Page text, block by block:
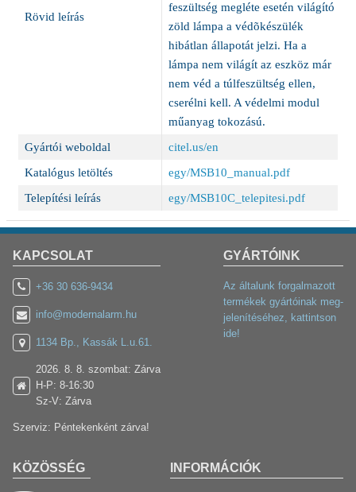
Rövid leírás
feszültség megléte esetén világító
zöld lámpa a védõkészülék
hibátlan állapotát jelzi. Ha a
lámpa nem világít az eszköz már
nem véd a túlfeszültség ellen,
cserélni kell. A védelmi modul
műanyag tokozású.
Gyártói weboldal
citel.us/en
Katalógus letöltés
egy/MSB10_manual.pdf
Telepítési leírás
egy/MSB10C_telepitesi.pdf
KAPCSOLAT
+36 30 636-9434
info@modernalarm.hu
1134 Bp., Kassák L.u.61.
2026. 8. 8. szombat: Zárva
H-P: 8-16:30
Sz-V: Zárva
Szerviz: Péntekenként zárva!
KÖZÖSSÉG INFORMÁCIÓK
GYÁRTÓINK
Az általunk forgalmazott
termékek gyártóinak meg-
jelenítéséhez, kattintson
ide!